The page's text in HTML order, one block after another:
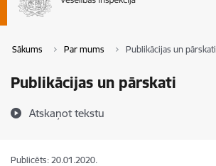
Sākums Par mums Publikācijas un pārskati
Publikācijas un pārskati
Atskaņot tekstu
Publicēts: 20.01.2020.